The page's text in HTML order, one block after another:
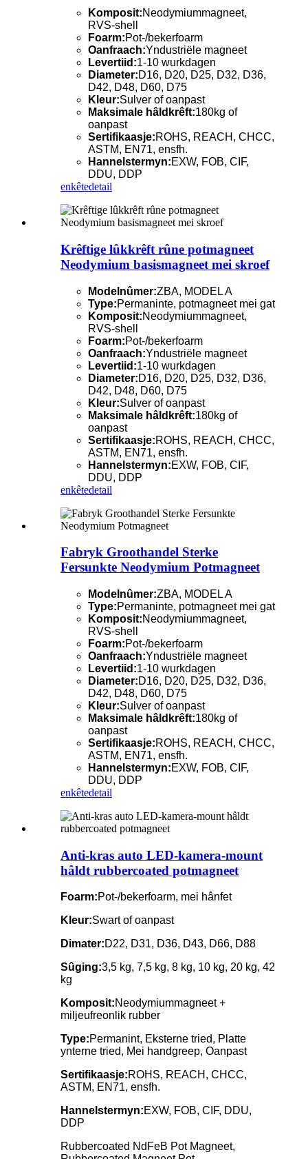
Komposit:Neodymiummagneet,
RVS-shell
Foarm:Pot-/bekerfoarm
Oanfraach:Yndustriële magneet
Levertiid:1-10 wurkdagen
Diameter:D16, D20, D25, D32, D36,
D42, D48, D60, D75
Kleur:Sulver of oanpast
Maksimale hâldkrêft:180kg of
oanpast
Sertifikaasje:ROHS, REACH, CHCC,
ASTM, EN71, ensfh.
Hannelstermyn:EXW, FOB, CIF,
DDU, DDP
enkêtedetail
Krêftige lûkkrêft rûne potmagneet
Neodymium basismagneet mei skroef
Modelnûmer:ZBA, MODEL A
Type:Permaninte, potmagneet mei gat
Komposit:Neodymiummagneet,
RVS-shell
Foarm:Pot-/bekerfoarm
Oanfraach:Yndustriële magneet
Levertiid:1-10 wurkdagen
Diameter:D16, D20, D25, D32, D36,
D42, D48, D60, D75
Kleur:Sulver of oanpast
Maksimale hâldkrêft:180kg of
oanpast
Sertifikaasje:ROHS, REACH, CHCC,
ASTM, EN71, ensfh.
Hannelstermyn:EXW, FOB, CIF,
DDU, DDP
enkêtedetail
Fabryk Groothandel Sterke
Fersunkte Neodymium Potmagneet
Modelnûmer:ZBA, MODEL A
Type:Permaninte, potmagneet mei gat
Komposit:Neodymiummagneet,
RVS-shell
Foarm:Pot-/bekerfoarm
Oanfraach:Yndustriële magneet
Levertiid:1-10 wurkdagen
Diameter:D16, D20, D25, D32, D36,
D42, D48, D60, D75
Kleur:Sulver of oanpast
Maksimale hâldkrêft:180kg of
oanpast
Sertifikaasje:ROHS, REACH, CHCC,
ASTM, EN71, ensfh.
Hannelstermyn:EXW, FOB, CIF,
DDU, DDP
enkêtedetail
Anti-kras auto LED-kamera-mount
hâldt rubbercoated potmagneet
Foarm:Pot-/bekerfoarm, mei hânfet
Kleur:Swart of oanpast
Dimater:D22, D31, D36, D43, D66, D88
Sûging:3,5 kg, 7,5 kg, 8 kg, 10 kg, 20 kg, 42
kg
Komposit:Neodymiummagneet +
miljeufreonlik rubber
Type:Permanint, Eksterne tried, Platte
ynterne tried, Mei handgreep, Oanpast
Sertifikaasje:ROHS, REACH, CHCC,
ASTM, EN71, ensfh.
Hannelstermyn:EXW, FOB, CIF, DDU,
DDP
Rubbercoated NdFeB Pot Magneet,